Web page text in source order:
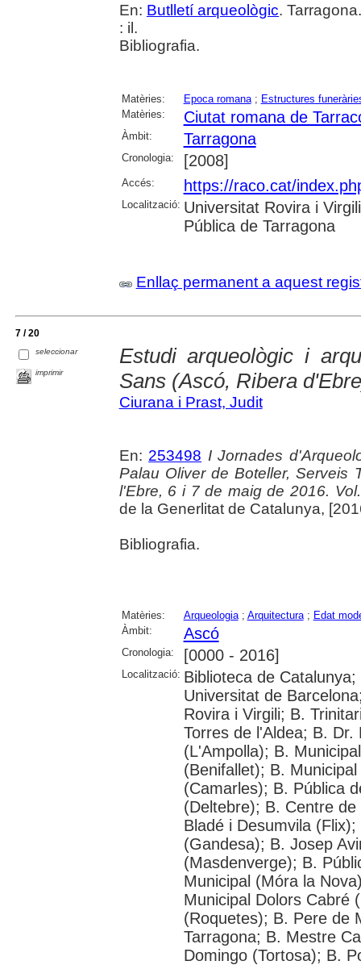
En: Butlletí arqueològic.
: il.
Bibliografia.
Matèries: Epoca romana; Estructures
Matèries:
Ciutat romana de
Àmbit: Tarragona
Cronologia: [2008]
Accés: https://raco.cat/
Localització: Universitat Rovira i
Pública de Tarragona
Enllaç permanent a aquest
7 / 20
seleccionar
imprimir
Estudi arqueològic i
Sans (Ascó, Ribera
Ciurana i Prast, Judit
En: 253498 I Jornades
Palau Oliver de Boteller, Serveis
l'Ebre, 6 i 7 de maig de 2016.
de la Generlitat de Catalunya,
Bibliografia.
Matèries: Arqueologia; Arquitectura; Edat
Àmbit:
Ascó
Cronologia: [0000 - 2016]
Localització: Biblioteca de
Universitat de
Rovira i Virgili; B.
Torres de l'Aldea; B.
(L'Ampolla); B.
(Benifallet); B.
(Camarles); B. Pública
(Deltebre); B. Centre
Bladé i Desumvila
(Gandesa); B. Josep
(Masdenverge); B.
Municipal (Móra la
Municipal Dolors Cabré
(Roquetes); B. Pere de
Tarragona; B. Mestre
Domingo (Tortosa); B.